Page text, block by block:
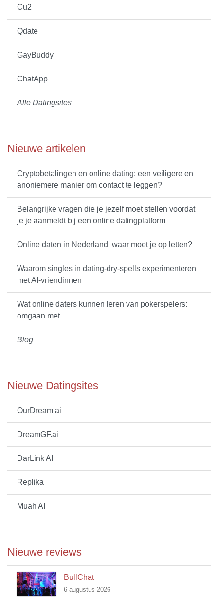
Cu2
Qdate
GayBuddy
ChatApp
Alle Datingsites
Nieuwe artikelen
Cryptobetalingen en online dating: een veiligere en
anoniemere manier om contact te leggen?
Belangrijke vragen die je jezelf moet stellen voordat
je je aanmeldt bij een online datingplatform
Online daten in Nederland: waar moet je op letten?
Waarom singles in dating-dry-spells experimenteren
met AI-vriendinnen
Wat online daters kunnen leren van pokerspelers:
omgaan met
Blog
Nieuwe Datingsites
OurDream.ai
DreamGF.ai
DarLink AI
Replika
Muah AI
Nieuwe reviews
BullChat
6 augustus 2026